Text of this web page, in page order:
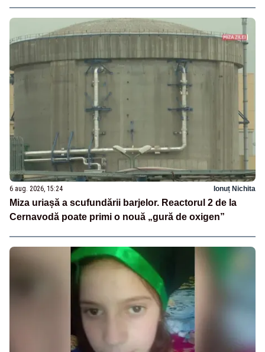
6 aug. 2026, 15:24 Ionuț Nichita
Miza uriașă a scufundării barjelor. Reactorul 2 de la
Cernavodă poate primi o nouă „gură de oxigen”